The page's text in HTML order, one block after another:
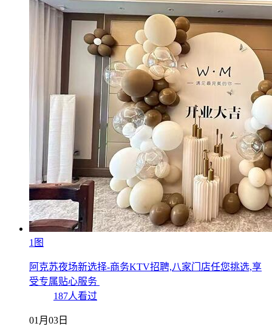
1图
阿克苏夜场新选择-商务KTV招聘,八家门店任您挑选,享
受专属贴心服务
187人看过
01月03日